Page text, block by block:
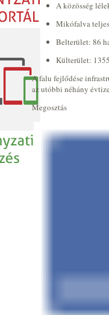
A közösség
Mikófalva
Belterület: 86
Külterület:
A falu fejlődése
az utóbbi néhány
Megosztás